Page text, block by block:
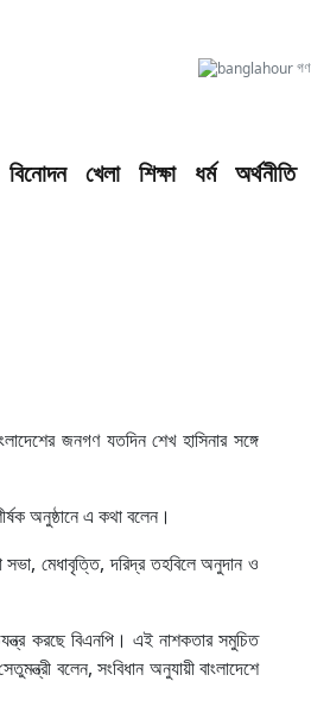
বিনোদন খেলা শিক্ষা ধর্ম অর্থনীতি
জনগণ যতদিন শেখ হাসিনার সঙ্গে
অনুষ্ঠানে এ কথা বলেন।
মেধাবৃত্তি, দরিদ্র তহবিলে অনুদান ও
করছে বিএনপি। এই নাশকতার সমুচিত
বলেন, সংবিধান অনুযায়ী বাংলাদেশে